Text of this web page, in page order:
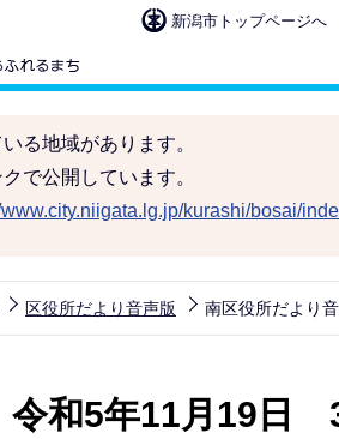
新潟市トップページへ
る地域があります。
で公開しています。
www.city.niigata.lg.jp/kurashi/bosai/
区役所だより音声版 南区役所だより
和5年11月19日